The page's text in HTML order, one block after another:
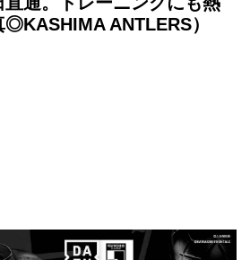
ANTLERS）